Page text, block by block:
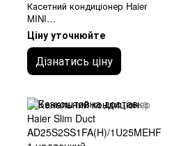
Касетний кондиціонер Haier
MINI
AB25S2SC2FA(H)/1U25MEHFR
A-1
Ціну уточнюйте
Дізнатись ціну